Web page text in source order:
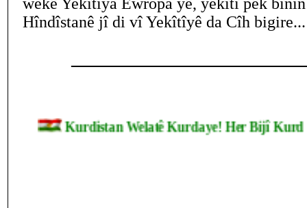
Hîndîstanê jî di vî Yekîtîyê da Cîh bigire...
Kurdistan Welatê Kurdaye! Her Bijî